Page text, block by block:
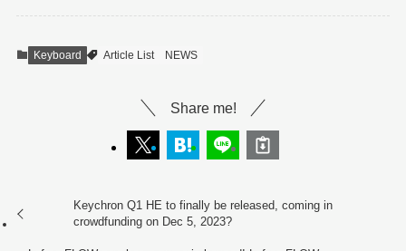
Keyboard Article List NEWS
Share me!
Keychron Q1 HE to finally be released, coming in
crowdfunding on Dec 5, 2023?